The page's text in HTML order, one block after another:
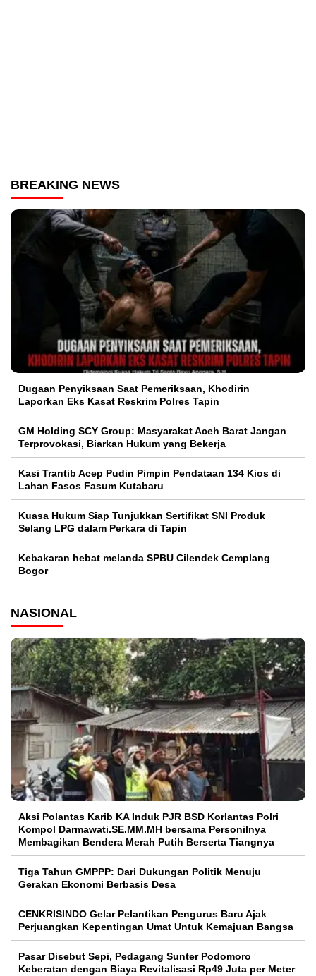
BREAKING NEWS
Dugaan Penyiksaan Saat Pemeriksaan, Khodirin
Laporkan Eks Kasat Reskrim Polres Tapin
GM Holding SCY Group: Masyarakat Aceh Barat Jangan
Terprovokasi, Biarkan Hukum yang Bekerja
Kasi Trantib Acep Pudin Pimpin Pendataan 134 Kios di
Lahan Fasos Fasum Kutabaru
Kuasa Hukum Siap Tunjukkan Sertifikat SNI Produk
Selang LPG dalam Perkara di Tapin
Kebakaran hebat melanda SPBU Cilendek Cemplang
Bogor
NASIONAL
Aksi Polantas Karib KA Induk PJR BSD Korlantas Polri
Kompol Darmawati.SE.MM.MH bersama Personilnya
Membagikan Bendera Merah Putih Berserta Tiangnya
Tiga Tahun GMPPP: Dari Dukungan Politik Menuju
Gerakan Ekonomi Berbasis Desa
CENKRISINDO Gelar Pelantikan Pengurus Baru Ajak
Perjuangkan Kepentingan Umat Untuk Kemajuan Bangsa
Pasar Disebut Sepi, Pedagang Sunter Podomoro
Keberatan dengan Biaya Revitalisasi Rp49 Juta per Meter